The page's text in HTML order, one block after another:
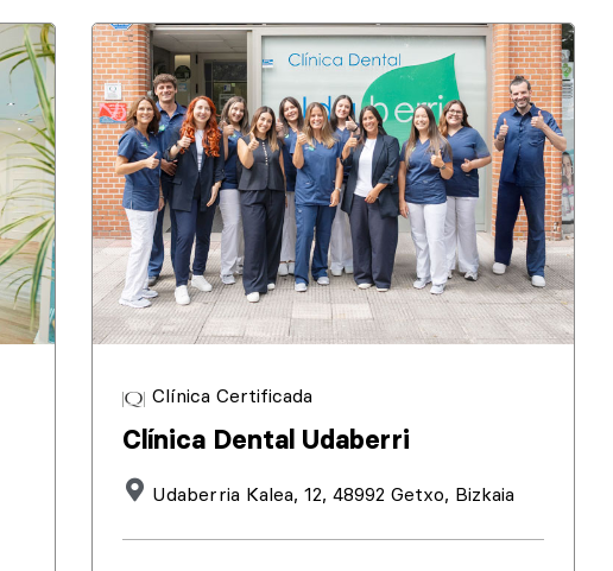
Clínica Certificada
Clínica Dental Udaberri
Udaberria Kalea, 12, 48992 Getxo, Bizkaia